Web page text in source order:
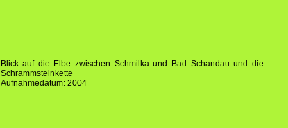
Blick auf die Elbe zwischen Schmilka und Bad Schandau und die
Schrammsteinkette
Aufnahmedatum: 2004